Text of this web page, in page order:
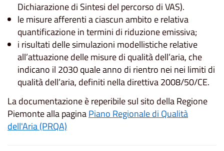
Dichiarazione di Sintesi del percorso di VAS).
le misure afferenti a ciascun ambito e relativa
quantificazione in termini di riduzione emissiva;
i risultati delle simulazioni modellistiche relative
all’attuazione delle misure di qualità dell’aria, che
indicano il 2030 quale anno di rientro nei nei limiti di
qualità dell’aria, definiti nella direttiva 2008/50/CE.
La documentazione è reperibile sul sito della Regione
Piemonte alla paginaPiano Regionale di Qualità
dell'Aria (PRQA)